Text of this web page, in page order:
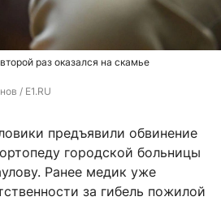
раз оказался на скамье
/ E1.RU
предъявили обвинение
городской больницы
Ранее медик уже
за гибель пожилой